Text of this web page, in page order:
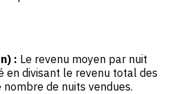
: Le revenu moyen par nuit
en divisant le revenu total des
de nuits vendues.